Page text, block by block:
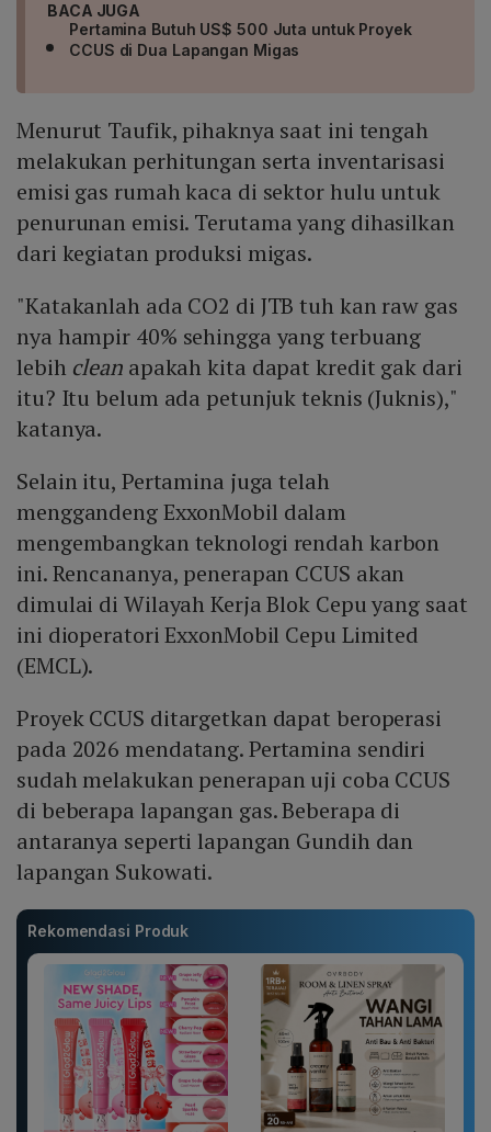
BACA JUGA
Pertamina Butuh US$ 500 Juta untuk Proyek
CCUS di Dua Lapangan Migas
Menurut Taufik, pihaknya saat ini tengah
melakukan perhitungan serta inventarisasi
emisi gas rumah kaca di sektor hulu untuk
penurunan emisi. Terutama yang dihasilkan
dari kegiatan produksi migas.
"Katakanlah ada CO2 di JTB tuh kan raw gas
nya hampir 40% sehingga yang terbuang
lebih cleanapakah kita dapat kredit gak dari
itu? Itu belum ada petunjuk teknis (Juknis),"
katanya.
Selain itu, Pertamina juga telah
menggandeng ExxonMobil dalam
mengembangkan teknologi rendah karbon
ini. Rencananya, penerapan CCUS akan
dimulai di Wilayah Kerja Blok Cepu yang saat
ini dioperatori ExxonMobil Cepu Limited
(EMCL).
Proyek CCUS ditargetkan dapat beroperasi
pada 2026 mendatang. Pertamina sendiri
sudah melakukan penerapan uji coba CCUS
di beberapa lapangan gas. Beberapa di
antaranya seperti lapangan Gundih dan
lapangan Sukowati.
Rekomendasi Produk